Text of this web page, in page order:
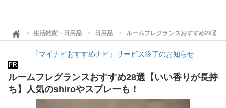
生活雑貨・日用品 日用品 ルームフレグランスおすすめ28選
『マイナビおすすめナビ』サービス終了のお知らせ
PR
ルームフレグランスおすすめ28選【いい香りが長持
ち】人気のshiroやスプレーも！